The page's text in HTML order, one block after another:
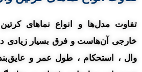
تفاوت مدل‌ها و انواع نماهای
خارجی آن‌هاست و فرق بسیار زیادی
وال ، استحکام ، طول عمر و